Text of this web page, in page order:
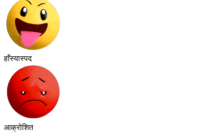
हाँस्यास्पद
आक्रोशित